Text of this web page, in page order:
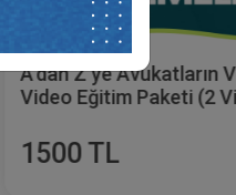
A'dan Z'ye Avukatların
Video Eğitim Paketi (2
1500 TL